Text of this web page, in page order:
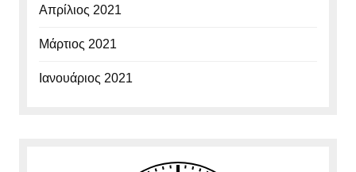
Απρίλιος 2021
Μάρτιος 2021
Ιανουάριος 2021